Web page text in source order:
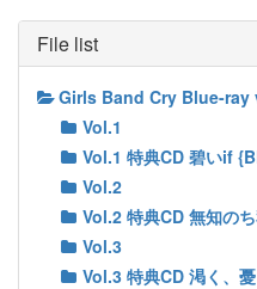
File list
Girls Band Cry Blue-ray
Vol.1
Vol.1 特典CD 碧いif
Vol.2
Vol.2 特典CD 無知の
Vol.3
Vol.3 特典CD 渇く、